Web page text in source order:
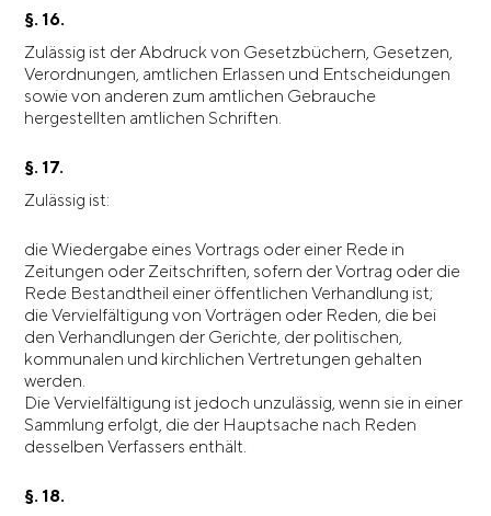
§. 16.
Zulässig ist der Abdruck von Gesetzbüchern, Gesetzen,
Verordnungen, amtlichen Erlassen und Entscheidungen
sowie von anderen zum amtlichen Gebrauche
hergestellten amtlichen Schriften.
§. 17.
Zulässig ist:
die Wiedergabe eines Vortrags oder einer Rede in
Zeitungen oder Zeitschriften, sofern der Vortrag oder die
Rede Bestandtheil einer öffentlichen Verhandlung ist;
die Vervielfältigung von Vorträgen oder Reden, die bei
den Verhandlungen der Gerichte, der politischen,
kommunalen und kirchlichen Vertretungen gehalten
werden.
Die Vervielfältigung ist jedoch unzulässig, wenn sie in einer
Sammlung erfolgt, die der Hauptsache nach Reden
desselben Verfassers enthält.
§. 18.